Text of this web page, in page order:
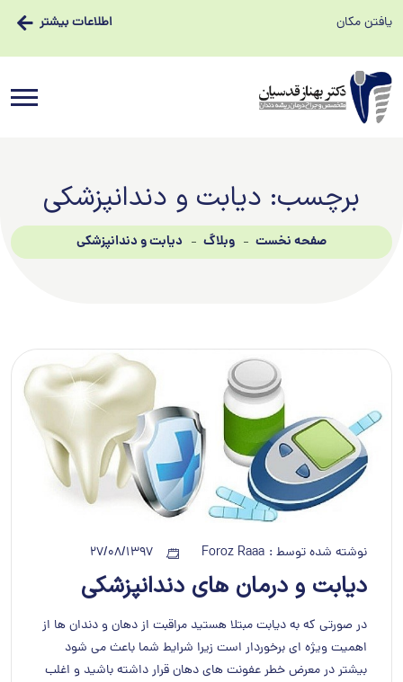
یافتن مکان اطلاعات بیشتر
برچسب: دیابت و دندانپزشکی
صفحه نخست وبلاگ دیابت و دندانپزشکی
نوشته شده توسط : Foroz Raaa
27/08/1397
دیابت و درمان های دندانپزشکی
در صورتی که به دیابت مبتلا هستید مراقبت از دهان و دندان ها از
اهمیت ویژه ای برخوردار است زیرا شرایط شما باعث می شود
بیشتر در معرض خطر عفونت های دهان قرار داشته باشید و اغلب